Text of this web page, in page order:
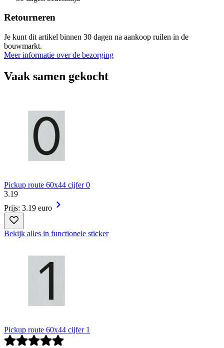
Retourneren
Je kunt dit artikel binnen 30 dagen na aankoop ruilen in de
bouwmarkt.
Meer informatie over de bezorging
Vaak samen gekocht
Pickup route 60x44 cijfer 0
3.19
Prijs: 3.19 euro
Bekijk alles in functionele sticker
Pickup route 60x44 cijfer 1